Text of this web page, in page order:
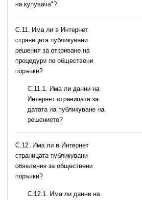
на купувача"?
С.11. Има ли в Интернет
страницата публикувани
решения за откриване на
процедури по обществени
поръчки?
С.11.1. Има ли данни на
Интернет страницата за
датата на публикуване на
решението?
С.12. Има ли в Интернет
страницата публикувани
обявления за обществени
поръчки?
С.12.1. Има ли данни на